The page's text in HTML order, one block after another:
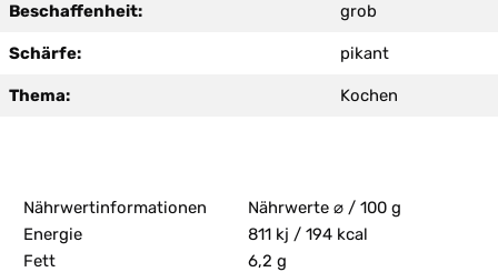
Beschaffenheit: grob
Schärfe: pikant
Thema: Kochen
Nährwertinformationen
Nährwerte ⌀ / 100 g
Energie
811 kj / 194 kcal
Fett
6,2 g